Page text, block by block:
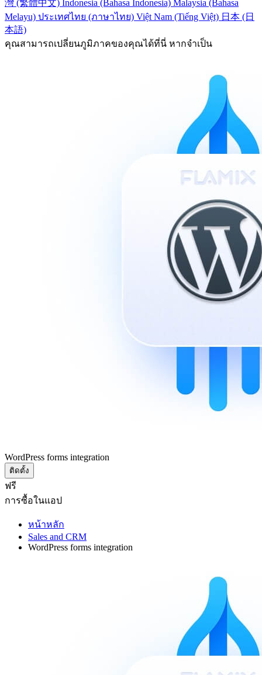
灣 (繁體中文) Indonesia (Bahasa Indonesia) Malaysia (Bahasa
Melayu) ประเทศไทย (ภาษาไทย) Việt Nam (Tiếng Việt) 日本 (日
本語)
คุณสามารถเปลี่ยนภูมิภาคของคุณได้ที่นี่ หากจำเป็น
WordPress forms integration
ติดตั้ง
ฟรี
การซื้อในแอป
หน้าหลัก
Sales and CRM
WordPress forms integration